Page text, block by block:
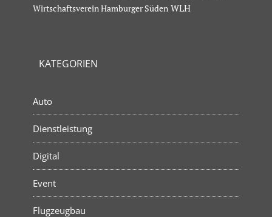
Wirtschaftsverein Hamburger Süden WLH
KATEGORIEN
Auto
Dienstleistung
Digital
Event
Flugzeugbau